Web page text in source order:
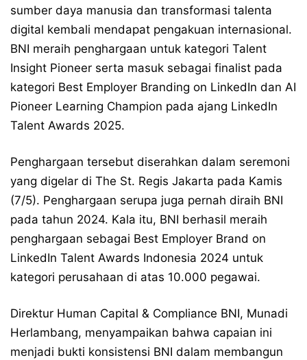
sumber daya manusia dan transformasi talenta
digital kembali mendapat pengakuan internasional.
BNI meraih penghargaan untuk kategori Talent
Insight Pioneer serta masuk sebagai finalist pada
kategori Best Employer Branding on LinkedIn dan AI
Pioneer Learning Champion pada ajang LinkedIn
Talent Awards 2025.
Penghargaan tersebut diserahkan dalam seremoni
yang digelar di The St. Regis Jakarta pada Kamis
(7/5). Penghargaan serupa juga pernah diraih BNI
pada tahun 2024. Kala itu, BNI berhasil meraih
penghargaan sebagai Best Employer Brand on
LinkedIn Talent Awards Indonesia 2024 untuk
kategori perusahaan di atas 10.000 pegawai.
Direktur Human Capital & Compliance BNI, Munadi
Herlambang, menyampaikan bahwa capaian ini
menjadi bukti konsistensi BNI dalam membangun